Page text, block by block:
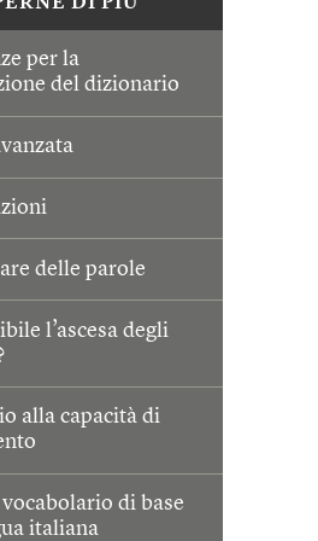
per la
del dizionario
delle parole
l’ascesa degli
alla capacità di
di base
italiana